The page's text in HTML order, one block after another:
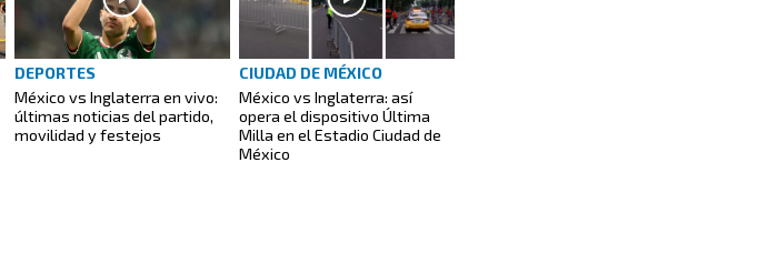
DEPORTES
México vs Inglaterra en vivo:
últimas noticias del partido,
movilidad y festejos
CIUDAD DE MÉXICO
México vs Inglaterra: así
opera el dispositivo Última
Milla en el Estadio Ciudad de
México